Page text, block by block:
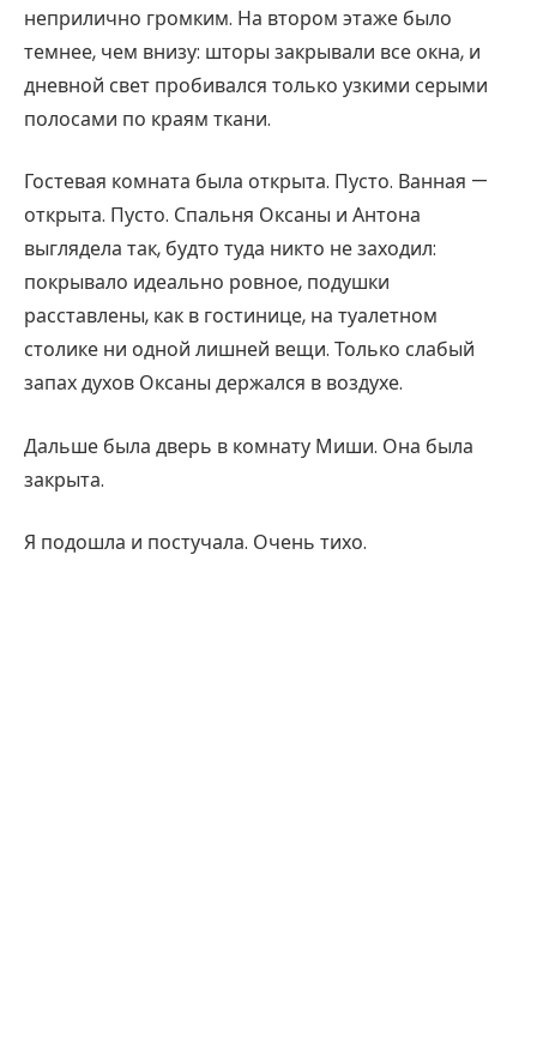
неприлично громким. На втором этаже было
темнее, чем внизу: шторы закрывали все окна, и
дневной свет пробивался только узкими серыми
полосами по краям ткани.
Гостевая комната была открыта. Пусто. Ванная —
открыта. Пусто. Спальня Оксаны и Антона
выглядела так, будто туда никто не заходил:
покрывало идеально ровное, подушки
расставлены, как в гостинице, на туалетном
столике ни одной лишней вещи. Только слабый
запах духов Оксаны держался в воздухе.
Дальше была дверь в комнату Миши. Она была
закрыта.
Я подошла и постучала. Очень тихо.